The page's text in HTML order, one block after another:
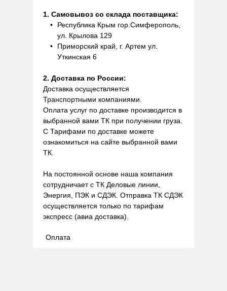
1. Самовывоз со склада поставщика:
Республика Крым гор.Симферополь,
ул. Крылова 129
Приморский край, г. Артем ул.
Уткинская 6
2. Доставка по России:
Доставка осуществляется
Транспортными компаниями.
Оплата услуг по доставке производится в
выбранной вами ТК при получении груза.
С Тарифами по доставке можете
ознакомиться на сайте выбранной вами
ТК.
На постоянной основе наша компания
сотрудничает с ТК Деловые линии,
Энергия, ПЭК и СДЭК. Отправка ТК СДЭК
осуществляется только по тарифам
экспресс (авиа доставка).
Оплата